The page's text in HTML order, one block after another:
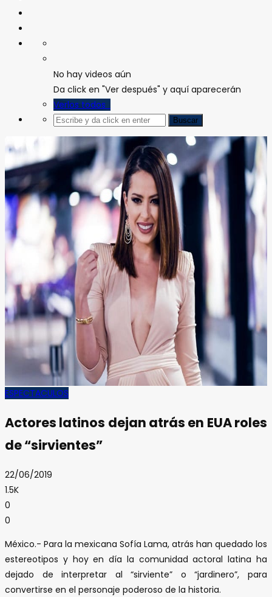
No hay videos aún
Da click en "Ver después" y aquí aparecerán
Verlos todos
ESPECTACULOS
Actores latinos dejan atrás en EUA roles
de “sirvientes”
22/06/2019
1.5K
0
0
México.- Para la mexicana Sofía Lama, atrás han quedado los
estereotipos y hoy en día la comunidad actoral latina ha
dejado de interpretar al “sirviente” o “jardinero”, para
convertirse en el personaje poderoso de la historia.